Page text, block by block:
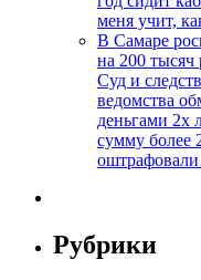
меня учит,
В Самаре
на 200 тысяч
Суд и
ведомства
деньгами 2х
сумму более
Рубрики